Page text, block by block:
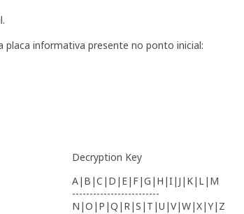
placa informativa presente no ponto inicial:
Decryption Key
A|B|C|D|E|F|G|H|I|J|K|L|M
-------------------------
N|O|P|Q|R|S|T|U|V|W|X|Y|Z